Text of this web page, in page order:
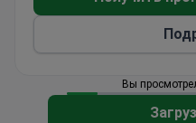
Содружества, США,
Вы